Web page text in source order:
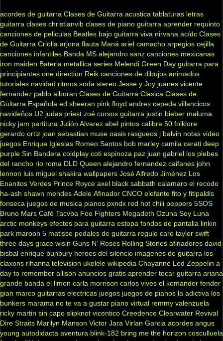
acordes de guitarra Clases de Guitarra acustica tablaturas letras
guitarra clases christianvib clases de piano guitarra aprender requinto
canciones de peliculas Beatles bajo guitarra viva nirvana ac/dc Clases
de Guitarra Criolla arjona flauta Maná ariel camacho arpegios cejilla
canciones infantiles Banda MS alejandro sanz canciones mexicanas
iron maiden Bateria metallica series Melendi Green Day guitarra para
principiantes one direction Reik canciones de dibujos animados
tutoriales navidad ritmos soda stereo Jesse y Joy juanes vicente
fernandez pablo alboran Clases de Guitarra Clasica Clases de
Guitarra Española ed sheeran pink floyd andres cepeda villancicos
navideños U2 judas priest zoé cursos guitarra justin bieber maluma
nicky jam partitura Julión Alvarez abel pintos calibre 50 folklore
gerardo ortiz joan sebastian muse oasis rasgueos j balvin notas video
juegos Enrique Iglesias Romeo Santos bob marley camila cerati deep
purple Sin Bandera coldplay coti espinoza paz juan gabriel los plebes
del rancho rio roma DLD Queen alejandro fernandez caifanes john
lennon luis miguel shakira wallpapers José Alfredo Jiménez Los
Enanitos Verdes Prince Royce axel black sabbath calamaro el recodo
ha-ash shawn mendes Adele Afinador CNCO elefante fito y fitipaldis
fonseca juegos de musica pianos pxndx red hot chili peppers 5SOS
Bruno Mars Café Tacvba Foo Fighters Megadeth Ozuna Soy Luna
arctic monkeys efectos para guitarra estopa fondos de pantalla linkin
park maroon 5 matisse pedales de guitarra regulo caro taylor swift
three days grace wisin Guns N' Roses Rolling Stones afinadores david
bisbal enrique bunbury heroes del silencio imagenes de guitarra los
claxons rihanna television ukelele wikipedia Chayanne Led Zeppelin a
day to remember allison anuncios gratis aprender tocar guitarra ariana
grande banda el limon carla morrison carlos vives el komander fender
gian marco guitarras electricas juegos juegos de pianos la adictiva los
bunkers marama no te va a gustar piano virtual remmy valenzuela
ricky martin sin capo slipknot vicentico Creedence Clearwater Revival
Dire Straits Marilyn Manson Victor Jara Virlan Garcia acordes angus
young autodidacta aventura blink-182 bring me the horizon cosculluela